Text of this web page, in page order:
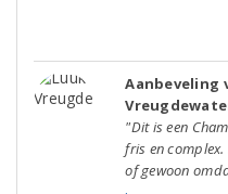
Aanbeveling
"Dit is een
fris en
of gewoon